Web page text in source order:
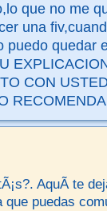
que no me
una
puedo quedar
CON
AquÃ­ te
puedas